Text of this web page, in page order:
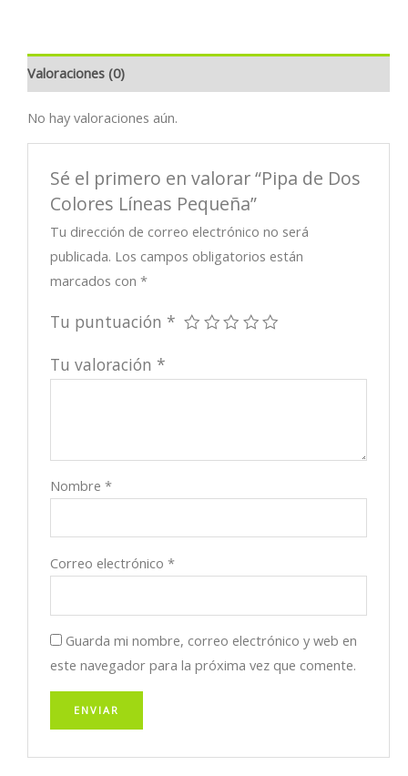
Valoraciones (0)
No hay valoraciones aún.
Sé el primero en valorar “Pipa de Dos
Colores Líneas Pequeña”
Tu dirección de correo electrónico no será
publicada. Los campos obligatorios están
marcados con*
Tu puntuación *
Tu valoración *
Nombre*
Correo electrónico*
Guarda mi nombre, correo electrónico y web en
este navegador para la próxima vez que comente.